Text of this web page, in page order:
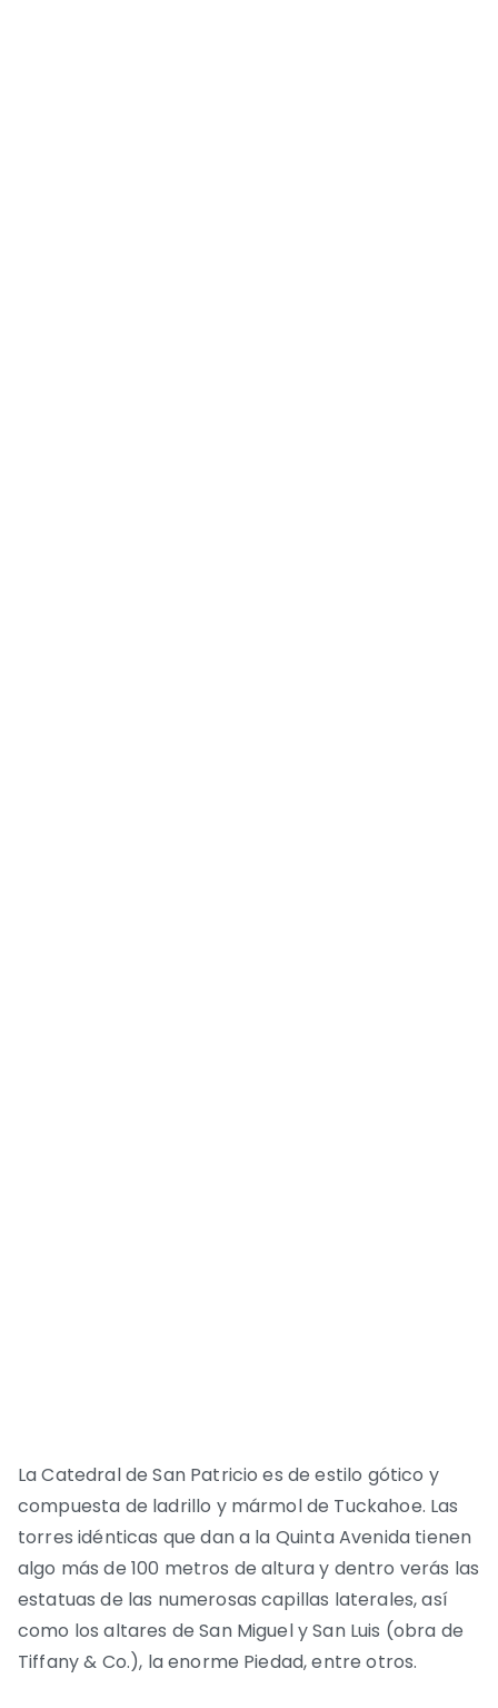
La Catedral de San Patricio es de estilo gótico y
compuesta de ladrillo y mármol de Tuckahoe. Las
torres idénticas que dan a la Quinta Avenida tienen
algo más de 100 metros de altura y dentro verás las
estatuas de las numerosas capillas laterales, así
como los altares de San Miguel y San Luis (obra de
Tiffany & Co.), la enorme Piedad, entre otros.